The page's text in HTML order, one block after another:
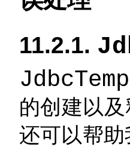
11.2.1.
的创建以
还可以帮